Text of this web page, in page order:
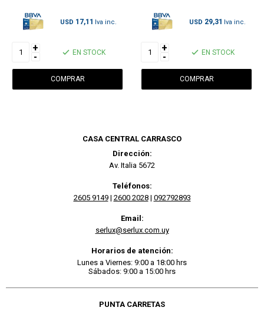
USD 17,11
+
- EN STOCK
USD 29,31
+
- EN STOCK
CASA CENTRAL CARRASCO
Dirección:
Av. Italia 5672
Teléfonos:
2605 9149| 2600 2028| 092792893
Email:
serlux@serlux.com.uy
Horarios de atención:
Lunes a Viernes: 9:00 a 18:00 hrs
Sábados: 9:00 a 15:00 hrs
PUNTA CARRETAS